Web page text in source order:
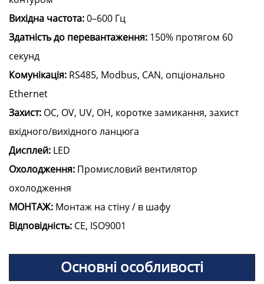
Вихідна частота:0–600 Гц
Здатність до перевантаження: 150% протягом 60
секунд
Комунікація: RS485, Modbus, CAN, опціонально
Ethernet
Захист: OC, OV, UV, OH, коротке замикання, захист
вхідного/вихідного ланцюга
Дисплей: LED
Охолодження: Промисловий вентилятор
охолодження
МОНТАЖ: Монтаж на стіну / в шафу
Відповідність: CE, ISO9001
Основні особливості